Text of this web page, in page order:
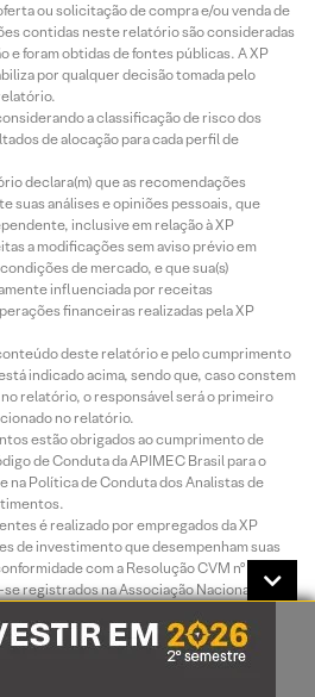
ou solicitação de compra e/ou venda de
contidas neste relatório são consideradas
e foram obtidas de fontes públicas. A XP
por qualquer decisão tomada pelo
a classificação de risco dos
de alocação para cada perfil de
declara(m) que as recomendações
suas análises e opiniões pessoais, que
inclusive em relação à XP
a modificações sem aviso prévio em
de mercado, e que sua(s)
influenciada por receitas
financeiras realizadas pela XP
deste relatório e pelo cumprimento
indicado acima, sendo que, caso constem
relatório, o responsável será o primeiro
no relatório.
estão obrigados ao cumprimento de
de Conduta da APIMEC Brasil para o
na Política de Conduta dos Analistas de
é realizado por empregados da XP
de investimento que desempenham suas
com a Resolução CVM nº
registrados na Associação Nacional das
realizar consultoria, administração ou
devendo atuar como intermediário e
para a realização de qualquer operação